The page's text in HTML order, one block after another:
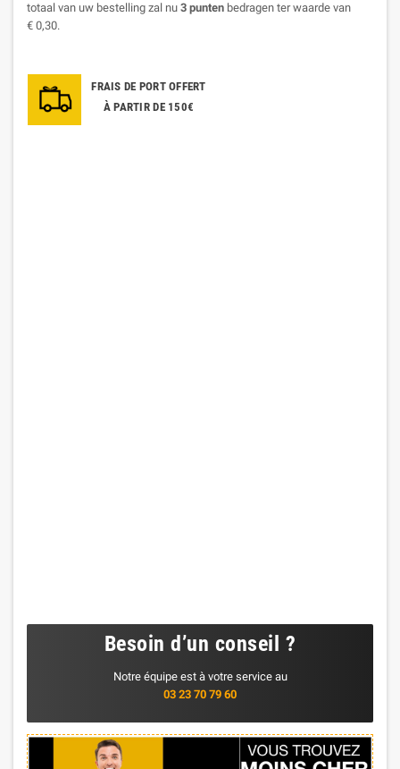
totaal van uw bestelling zal nu 3 punten bedragen ter waarde van
€ 0,30.
FRAIS DE PORT OFFERT
À PARTIR DE 150€
Besoin d’un conseil ?
Notre équipe est à votre service au
03 23 70 79 60